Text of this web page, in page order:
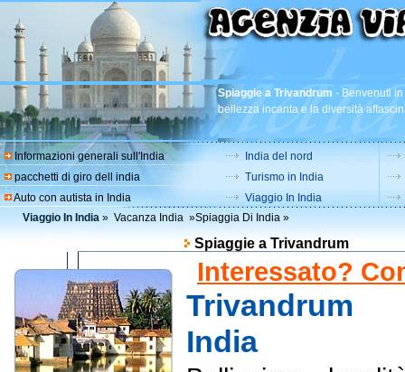
Spiaggie a Trivandrum - Benvenuti
bellezza incanta e la diversità
Informazioni generali sull'India
pacchetti di giro dell india
Auto con autista in India
India del nord
Turismo in India
Viaggio In India
Viaggio In India » Vacanza India »Spiaggia Di India »
Spiaggie a Trivandrum
Interessato?
Trivandrum
India